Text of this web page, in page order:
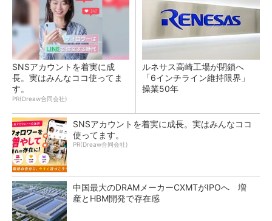
SNSアカウントを着実に成
長。実はみんなココ使ってま
す。
PR(Dreaw合同会社)
ルネサス高崎工場が閉鎖へ
「6インチライン維持限界」
操業50年
SNSアカウントを着実に成長。実はみんなココ
使ってます。
PR(Dreaw合同会社)
中国最大のDRAMメーカーCXMTがIPOへ 増
産とHBM開発で存在感